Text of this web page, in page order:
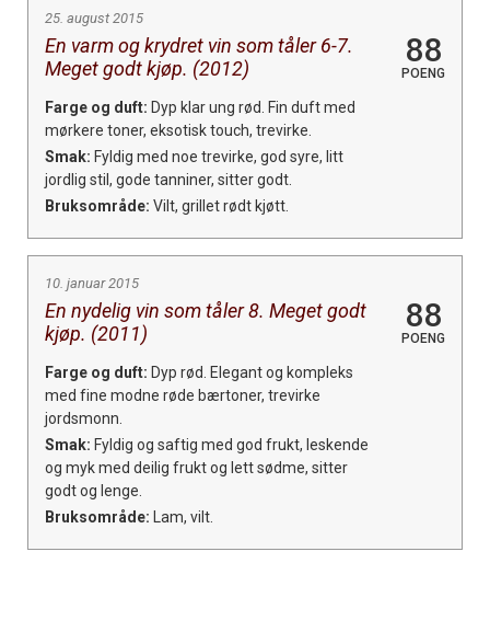
25. august 2015
En varm og krydret vin som tåler 6-7.
Meget godt kjøp. (2012)
88
POENG
Farge og duft: Dyp klar ung rød. Fin duft med
mørkere toner, eksotisk touch, trevirke.
Smak: Fyldig med noe trevirke, god syre, litt
jordlig stil, gode tanniner, sitter godt.
Bruksområde: Vilt, grillet rødt kjøtt.
10. januar 2015
En nydelig vin som tåler 8. Meget godt
kjøp. (2011)
88
POENG
Farge og duft: Dyp rød. Elegant og kompleks
med fine modne røde bærtoner, trevirke
jordsmonn.
Smak: Fyldig og saftig med god frukt, leskende
og myk med deilig frukt og lett sødme, sitter
godt og lenge.
Bruksområde: Lam, vilt.